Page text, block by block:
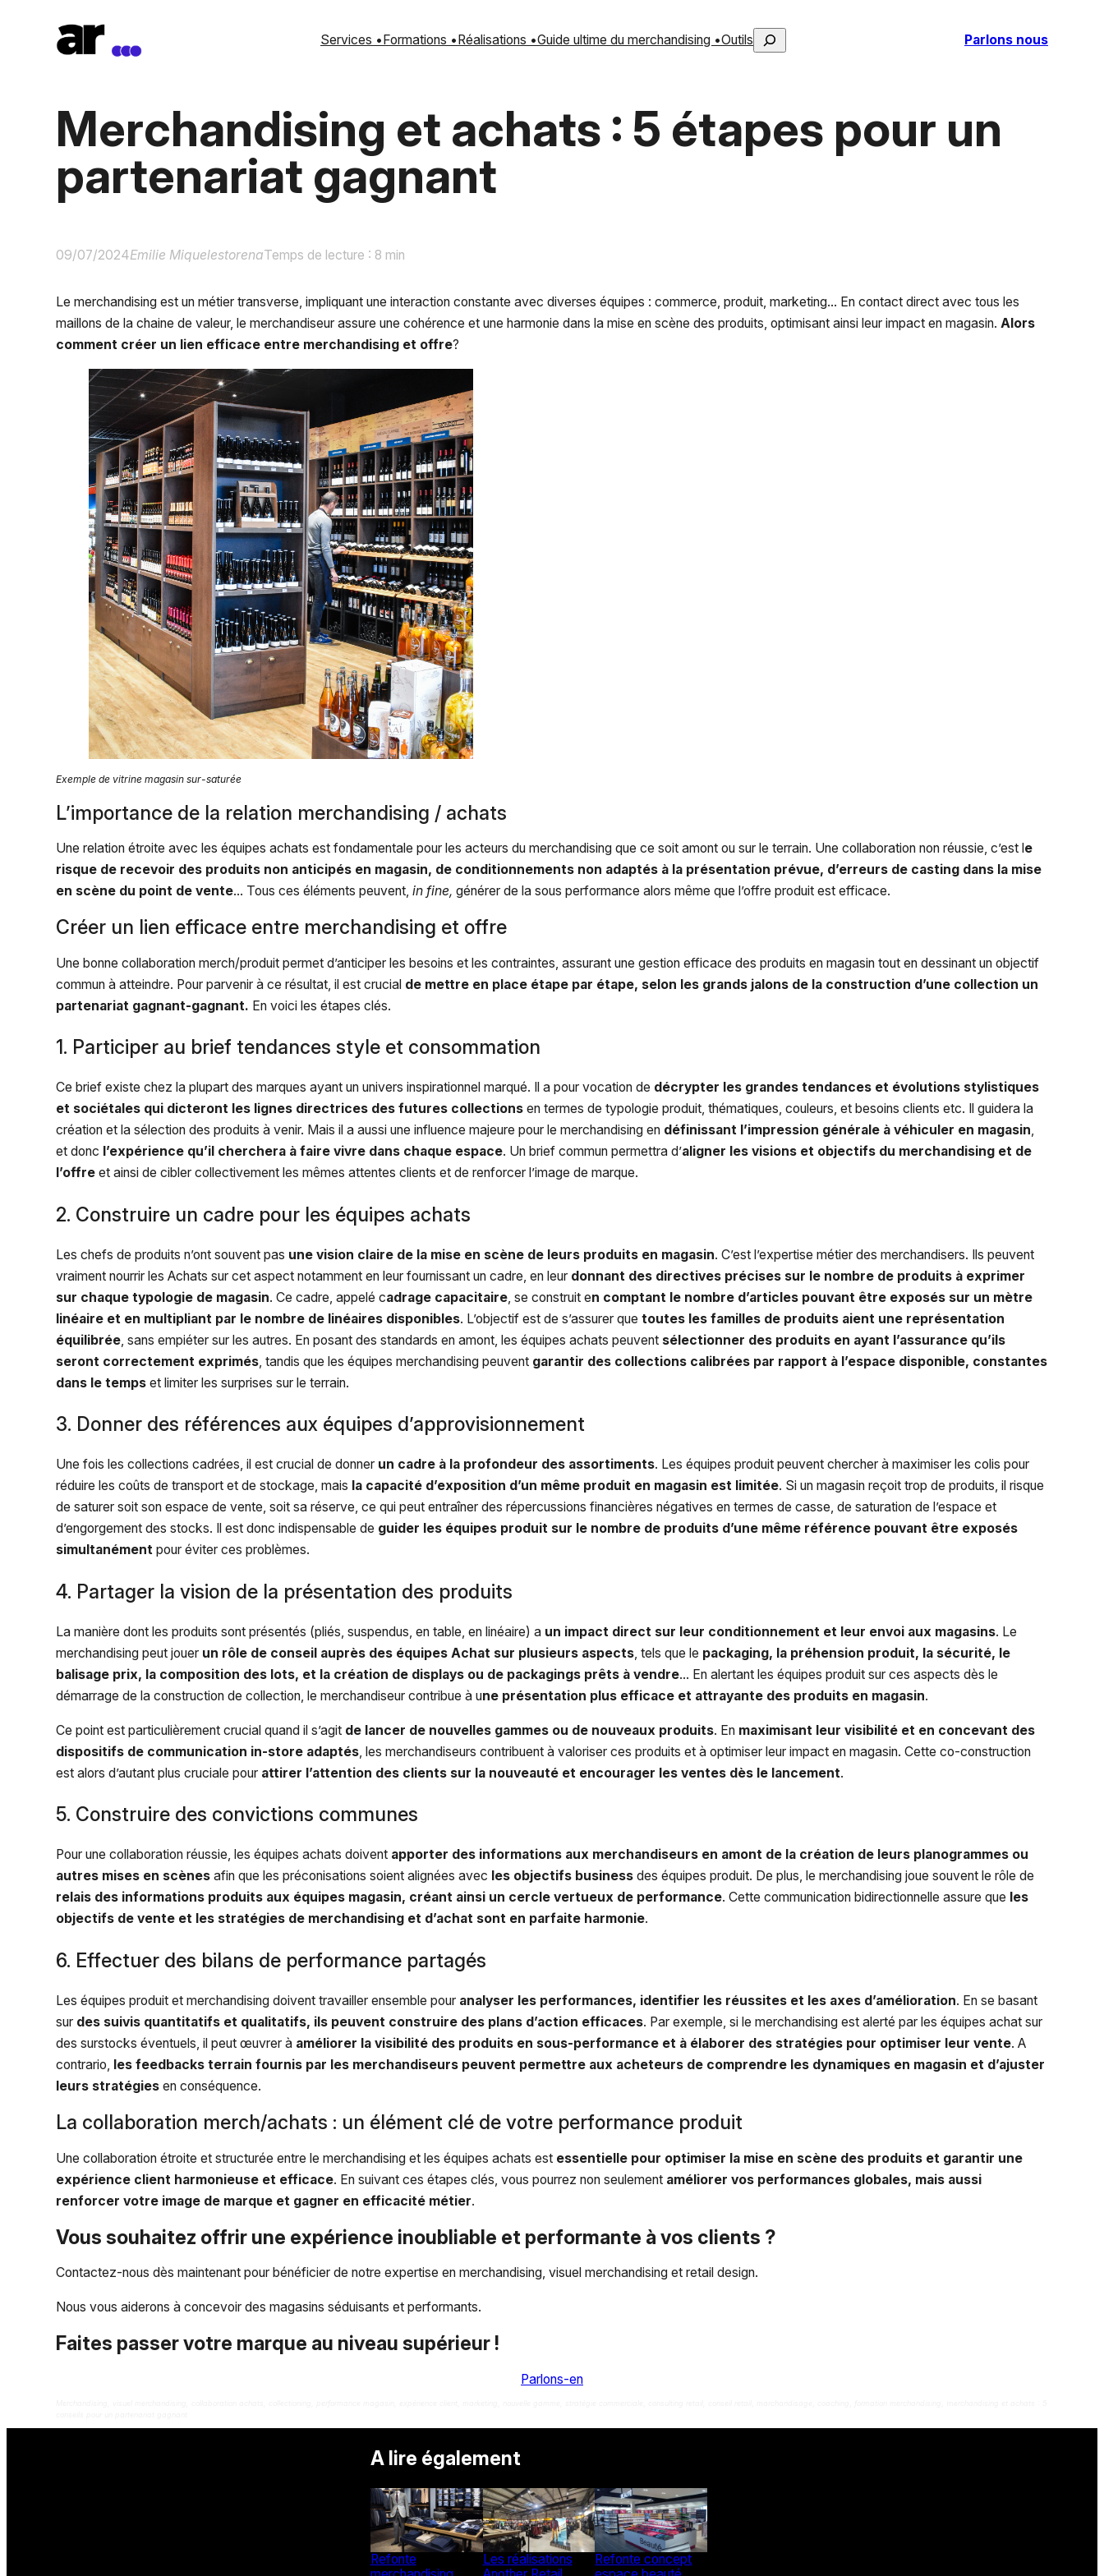
Services • Formations • Réalisations •Guide ultime du merchandising •Outils Rechercher Parlons nous
Merchandising et achats : 5 étapes pour un
partenariat gagnant
09/07/2024Emilie MiquelestorenaTemps de lecture : 8 min
Le merchandising est un métier transverse, impliquant une interaction constante avec diverses équipes : commerce, produit, marketing… En contact direct avec tous les
maillons de la chaine de valeur, le merchandiseur assure une cohérence et une harmonie dans la mise en scène des produits, optimisant ainsi leur impact en magasin. Alors
comment créer un lien efficace entre merchandising et offre?
Exemple de vitrine magasin sur-saturée
L’importance de la relation merchandising / achats
Une relation étroite avec les équipes achats est fondamentale pour les acteurs du merchandising que ce soit amont ou sur le terrain. Une collaboration non réussie, c’est le
risque de recevoir des produits non anticipés en magasin, de conditionnements non adaptés à la présentation prévue, d’erreurs de casting dans la mise
en scène du point de vente… Tous ces éléments peuvent, in fine, générer de la sous performance alors même que l’offre produit est efficace.
Créer un lien efficace entre merchandising et offre
Une bonne collaboration merch/produit permet d’anticiper les besoins et les contraintes, assurant une gestion efficace des produits en magasin tout en dessinant un objectif
commun à atteindre. Pour parvenir à ce résultat, il est crucial de mettre en place étape par étape, selon les grands jalons de la construction d’une collection un
partenariat gagnant-gagnant. En voici les étapes clés.
1. Participer au brief tendances style et consommation
Ce brief existe chez la plupart des marques ayant un univers inspirationnel marqué. Il a pour vocation de décrypter les grandes tendances et évolutions stylistiques
et sociétales qui dicteront les lignes directrices des futures collections en termes de typologie produit, thématiques, couleurs, et besoins clients etc. Il guidera la
création et la sélection des produits à venir. Mais il a aussi une influence majeure pour le merchandising en définissant l’impression générale à véhiculer en magasin,
et donc l’expérience qu’il cherchera à faire vivre dans chaque espace. Un brief commun permettra d’aligner les visions et objectifs du merchandising et de
l’offre et ainsi de cibler collectivement les mêmes attentes clients et de renforcer l’image de marque.
2. Construire un cadre pour les équipes achats
Les chefs de produits n’ont souvent pas une vision claire de la mise en scène de leurs produits en magasin. C’est l’expertise métier des merchandisers. Ils peuvent
vraiment nourrir les Achats sur cet aspect notamment en leur fournissant un cadre, en leur donnant des directives précises sur le nombre de produits à exprimer
sur chaque typologie de magasin. Ce cadre, appelé cadrage capacitaire, se construit en comptant le nombre d’articles pouvant être exposés sur un mètre
linéaire et en multipliant par le nombre de linéaires disponibles. L’objectif est de s’assurer que toutes les familles de produits aient une représentation
équilibrée, sans empiéter sur les autres. En posant des standards en amont, les équipes achats peuvent sélectionner des produits en ayant l’assurance qu’ils
seront correctement exprimés, tandis que les équipes merchandising peuvent garantir des collections calibrées par rapport à l’espace disponible, constantes
dans le temps et limiter les surprises sur le terrain.
3. Donner des références aux équipes d’approvisionnement
Une fois les collections cadrées, il est crucial de donner un cadre à la profondeur des assortiments. Les équipes produit peuvent chercher à maximiser les colis pour
réduire les coûts de transport et de stockage, mais la capacité d’exposition d’un même produit en magasin est limitée. Si un magasin reçoit trop de produits, il risque
de saturer soit son espace de vente, soit sa réserve, ce qui peut entraîner des répercussions financières négatives en termes de casse, de saturation de l’espace et
d’engorgement des stocks. Il est donc indispensable de guider les équipes produit sur le nombre de produits d’une même référence pouvant être exposés
simultanément pour éviter ces problèmes.
4. Partager la vision de la présentation des produits
La manière dont les produits sont présentés (pliés, suspendus, en table, en linéaire) a un impact direct sur leur conditionnement et leur envoi aux magasins. Le
merchandising peut jouer un rôle de conseil auprès des équipes Achat sur plusieurs aspects, tels que le packaging, la préhension produit, la sécurité, le
balisage prix, la composition des lots, et la création de displays ou de packagings prêts à vendre… En alertant les équipes produit sur ces aspects dès le
démarrage de la construction de collection, le merchandiseur contribue à une présentation plus efficace et attrayante des produits en magasin.
Ce point est particulièrement crucial quand il s’agit de lancer de nouvelles gammes ou de nouveaux produits. En maximisant leur visibilité et en concevant des
dispositifs de communication in-store adaptés , les merchandiseurs contribuent à valoriser ces produits et à optimiser leur impact en magasin. Cette co-construction
est alors d’autant plus cruciale pour attirer l’attention des clients sur la nouveauté et encourager les ventes dès le lancement.
5. Construire des convictions communes
Pour une collaboration réussie, les équipes achats doivent apporter des informations aux merchandiseurs en amont de la création de leurs planogrammes ou
autres mises en scènes afin que les préconisations soient alignées avec les objectifs business des équipes produit. De plus, le merchandising joue souvent le rôle de
relais des informations produits aux équipes magasin, créant ainsi un cercle vertueux de performance. Cette communication bidirectionnelle assure que les
objectifs de vente et les stratégies de merchandising et d’achat sont en parfaite harmonie.
6. Effectuer des bilans de performance partagés
Les équipes produit et merchandising doivent travailler ensemble pour analyser les performances, identifier les réussites et les axes d’amélioration. En se basant
sur des suivis quantitatifs et qualitatifs, ils peuvent construire des plans d’action efficaces. Par exemple, si le merchandising est alerté par les équipes achat sur
des surstocks éventuels, il peut œuvrer à améliorer la visibilité des produits en sous-performance et à élaborer des stratégies pour optimiser leur vente. A
contrario, les feedbacks terrain fournis par les merchandiseurs peuvent permettre aux acheteurs de comprendre les dynamiques en magasin et d’ajuster
leurs stratégies en conséquence.
La collaboration merch/achats : un élément clé de votre performance produit
Une collaboration étroite et structurée entre le merchandising et les équipes achats est essentielle pour optimiser la mise en scène des produits et garantir une
expérience client harmonieuse et efficace. En suivant ces étapes clés, vous pourrez non seulement améliorer vos performances globales, mais aussi
renforcer votre image de marque et gagner en efficacité métier.
Vous souhaitez offrir une expérience inoubliable et performante à vos clients ?
Contactez-nous dès maintenant pour bénéficier de notre expertise en merchandising, visuel merchandising et retail design.
Nous vous aiderons à concevoir des magasins séduisants et performants.
Faites passer votre marque au niveau supérieur !
Parlons-en
A lire également
Refonte
Les réalisations
Refonte concept